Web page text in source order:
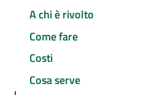
A chi è rivolto
Come fare
Costi
Cosa serve